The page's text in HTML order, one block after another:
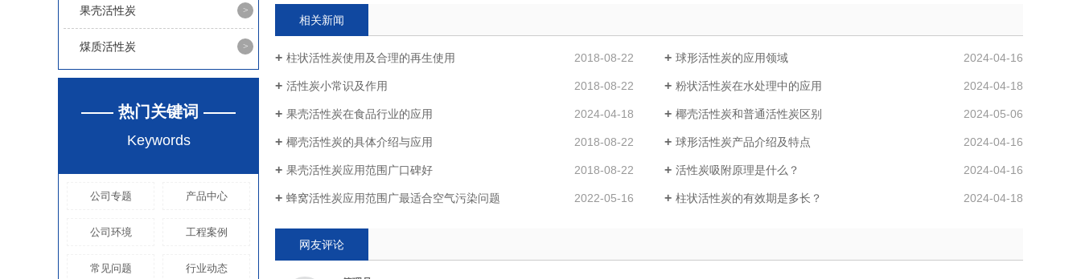
果壳活性炭
煤质活性炭
—— 热门关键词 ——
Keywords
公司专题 产品中心
公司环境 工程案例
常见问题 行业动态
相关新闻
柱状活性炭使用及合理的再生使用 2018-08-22 球形活性炭的应用领域 2024-04-16
活性炭小常识及作用 2018-08-22 粉状活性炭在水处理中的应用 2024-04-18
果壳活性炭在食品行业的应用 2024-04-18 椰壳活性炭和普通活性炭区别 2024-05-06
椰壳活性炭的具体介绍与应用 2018-08-22 球形活性炭产品介绍及特点 2024-04-16
果壳活性炭应用范围广口碑好 2018-08-22 活性炭吸附原理是什么？ 2024-04-16
蜂窝活性炭应用范围广最适合空气污染问题 2022-05-16 柱状活性炭的有效期是多长？ 2024-04-18
网友评论